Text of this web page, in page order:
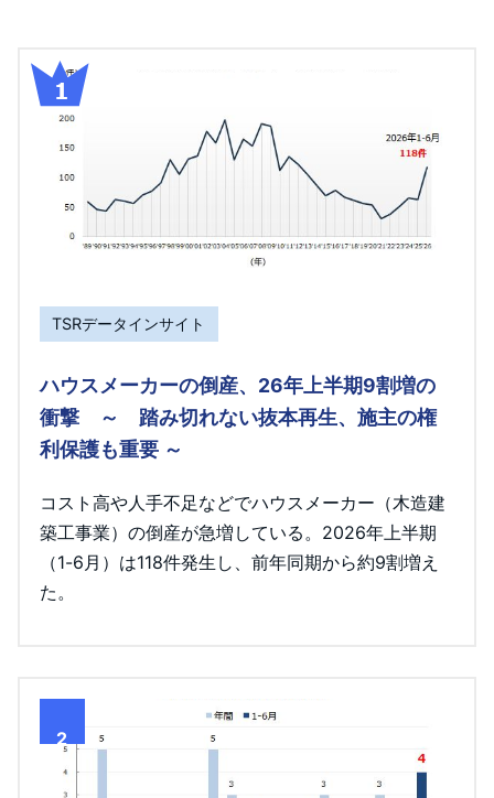
TSRデータインサイト
ハウスメーカーの倒産、26年上半期9割増の
衝撃 ～ 踏み切れない抜本再生、施主の権
利保護も重要 ～
コスト高や人手不足などでハウスメーカー（木造建
築工事業）の倒産が急増している。2026年上半期
（1-6月）は118件発生し、前年同期から約9割増え
た。
2